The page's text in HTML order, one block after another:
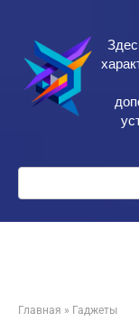
контенту
Поиск:
Главная » Гаджеты